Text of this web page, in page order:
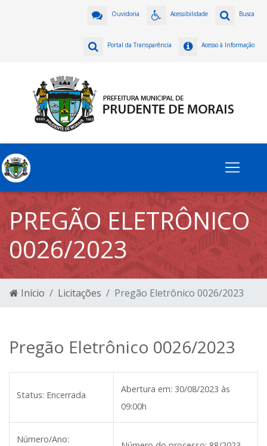
Busca
Acessibilidade
Ouvidoria
Acesso à Informação
Portal da Transparência
PREGÃO ELETRÔNICO
0026/2023
Início Licitações Pregão Eletrônico 0026/2023
Pregão Eletrônico 0026/2023
Status: Encerrada
Abertura em: 30/08/2023 às
09:00h
Número/Ano: